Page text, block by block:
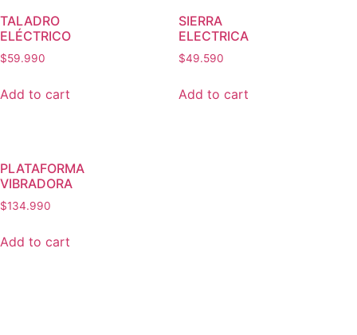
TALADRO
ELÉCTRICO
$59.990
Add to cart
SIERRA
ELECTRICA
$49.590
Add to cart
PLATAFORMA
VIBRADORA
$134.990
Add to cart